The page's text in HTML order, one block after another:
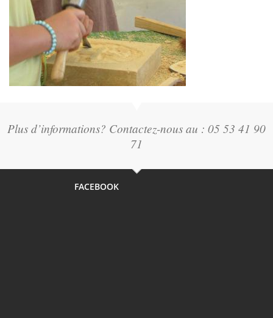
Plus d’informations? Contactez-nous au : 05 53 41 90
71
FACEBOOK